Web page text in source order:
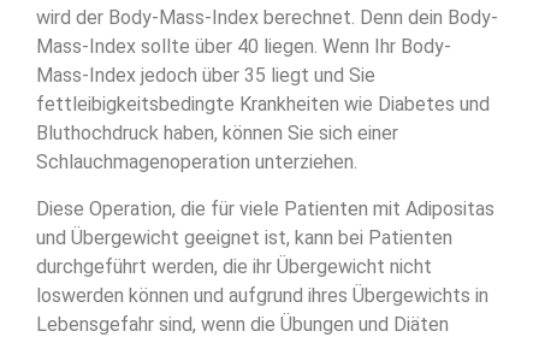
wird der Body-Mass-Index berechnet. Denn dein Body-
Mass-Index sollte über 40 liegen. Wenn Ihr Body-
Mass-Index jedoch über 35 liegt und Sie
fettleibigkeitsbedingte Krankheiten wie Diabetes und
Bluthochdruck haben, können Sie sich einer
Schlauchmagenoperation unterziehen.
Diese Operation, die für viele Patienten mit Adipositas
und Übergewicht geeignet ist, kann bei Patienten
durchgeführt werden, die ihr Übergewicht nicht
loswerden können und aufgrund ihres Übergewichts in
Lebensgefahr sind, wenn die Übungen und Diäten